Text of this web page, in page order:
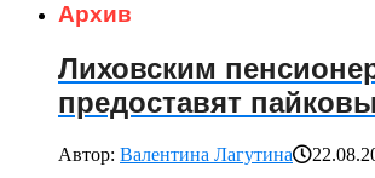
Архив
Лиховским
предоставят
Автор: Валентина Лагутина